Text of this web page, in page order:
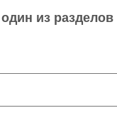
из разделов